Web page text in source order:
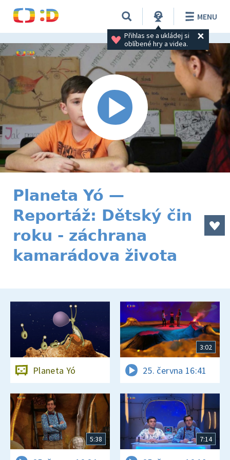
Přihlas se a ukládej si
oblíbené hry a videa.
MENU
Planeta Yó —
Reportáž: Dětský čin
roku - záchrana
kamarádova života
Planeta Yó
3:02
25. června 16:41
5:38 7:14